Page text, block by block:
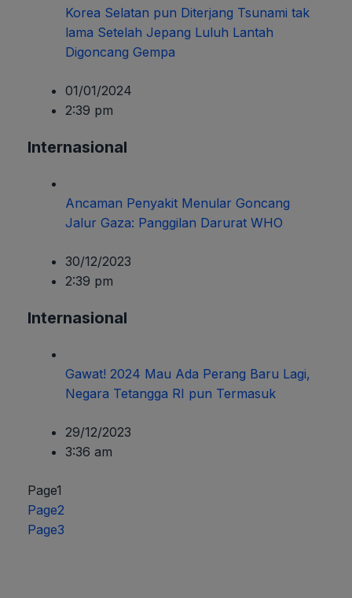
Korea Selatan pun Diterjang Tsunami tak
lama Setelah Jepang Luluh Lantah
Digoncang Gempa
01/01/2024
2:39 pm
Internasional
Ancaman Penyakit Menular Goncang
Jalur Gaza: Panggilan Darurat WHO
30/12/2023
2:39 pm
Internasional
Gawat! 2024 Mau Ada Perang Baru Lagi,
Negara Tetangga RI pun Termasuk
29/12/2023
3:36 am
Page1
Page2
Page3